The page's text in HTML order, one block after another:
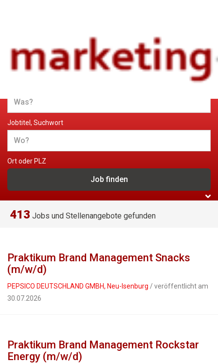
Jobs und Stellenangebote im
Marketing
Jobtitel, Suchwort
Ort oder PLZ
413 Jobs und Stellenangebote gefunden
Praktikum Brand Management Snacks
(m/w/d)
PEPSICO DEUTSCHLAND GMBH, Neu-Isenburg / veröffentlicht am
30.07.2026
Praktikum Brand Management Rockstar
Energy (m/w/d)